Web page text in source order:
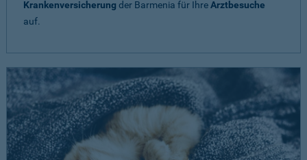
Krankenversicherung der Barmenia für IhreArztbesuche
auf.